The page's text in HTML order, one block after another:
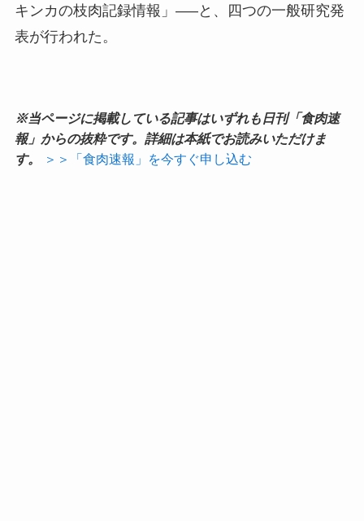
キンカの枝肉記録情報」—–と、四つの一般研究発
表が行われた。
※当ページに掲載している記事はいずれも日刊「食肉速
報」からの抜粋です。詳細は本紙でお読みいただけま
す。
＞＞「食肉速報」を今すぐ申し込む